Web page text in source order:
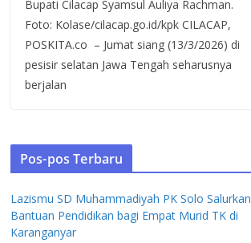
Bupati Cilacap Syamsul Auliya Rachman.
Foto: Kolase/cilacap.go.id/kpk CILACAP,
POSKITA.co – Jumat siang (13/3/2026) di
pesisir selatan Jawa Tengah seharusnya
berjalan
Pos-pos Terbaru
Lazismu SD Muhammadiyah PK Solo Salurkan
Bantuan Pendidikan bagi Empat Murid TK di
Karanganyar